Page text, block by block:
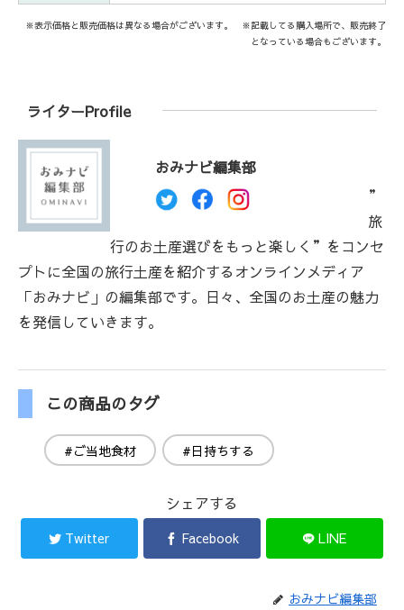
※表示価格と販売価格は異なる場合がございます。 ※記載してる購入場所で、販売終了
となっている場合もございます。
ライターProfile
おみナビ編集部
”
旅
行のお土産選びをもっと楽しく”をコンセ
プトに全国の旅行土産を紹介するオンラインメディア
「おみナビ」の編集部です。日々、全国のお土産の魅力
を発信していきます。
この商品のタグ
#ご当地食材 #日持ちする
シェアする
Twitter Facebook LINE
おみナビ編集部